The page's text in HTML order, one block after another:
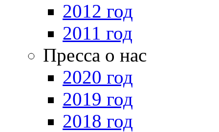
2012 год
2011 год
Пресса о нас
2020 год
2019 год
2018 год